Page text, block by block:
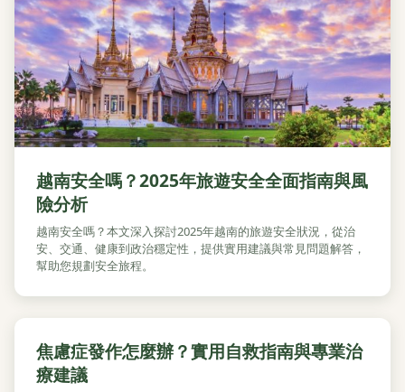
越南安全嗎？2025年旅遊安全全面指南與風
險分析
越南安全嗎？本文深入探討2025年越南的旅遊安全狀況，從治
安、交通、健康到政治穩定性，提供實用建議與常見問題解答，
幫助您規劃安全旅程。
焦慮症發作怎麼辦？實用自救指南與專業治
療建議